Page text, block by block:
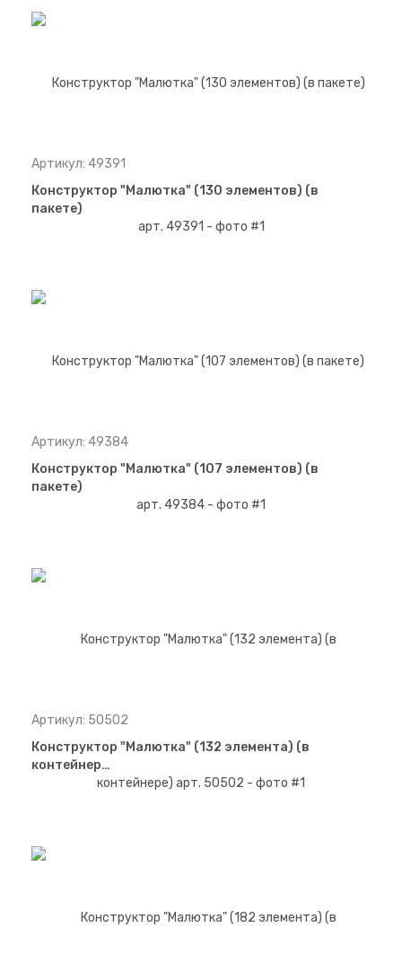
Артикул: 49391
Конструктор "Малютка" (130 элементов) (в
пакете)
Артикул: 49384
Конструктор "Малютка" (107 элементов) (в
пакете)
Артикул: 50502
Конструктор "Малютка" (132 элемента) (в
контейнер…